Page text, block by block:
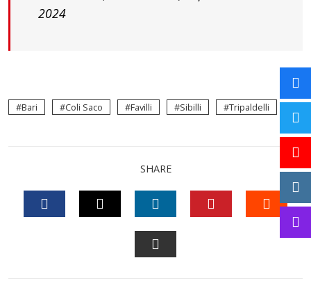
2024
Bari Coli Saco Favilli Sibilli Tripaldelli
SHARE
TWITTERLINKEDIN